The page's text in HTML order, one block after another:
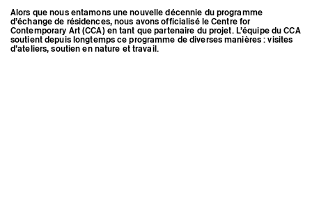
Alors que nous entamons une nouvelle décennie du programme
d’échange de résidences, nous avons officialisé le Centre for
Contemporary Art (CCA) en tant que partenaire du projet. L’équipe du CCA
soutient depuis longtemps ce programme de diverses manières : visites
d’ateliers, soutien en nature et travail.